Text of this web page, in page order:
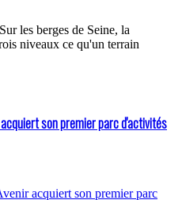
les berges de Seine, la
niveaux ce qu'un terrain
son premier parc d'activités